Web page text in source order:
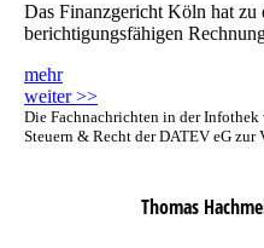
Das Finanzgericht Köln hat zu
berichtigungsfähigen
mehr
weiter >>
Die Fachnachrichten in der
Steuern & Recht der DATEV eG zur
Thomas